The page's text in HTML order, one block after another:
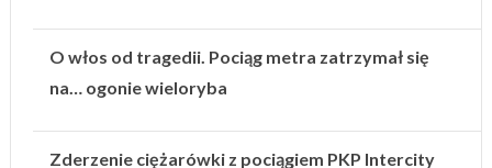
O włos od tragedii. Pociąg metra zatrzymał się
na… ogonie wieloryba
Zderzenie ciężarówki z pociągiem PKP Intercity